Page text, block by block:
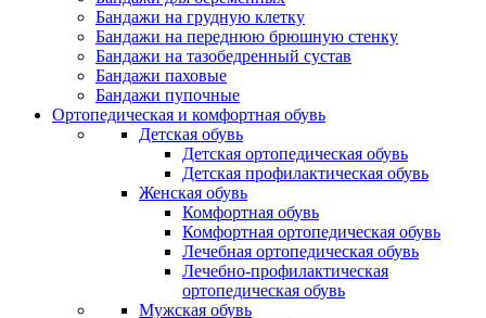
Бандажи на грудную клетку
Бандажи на переднюю брюшную стенку
Бандажи на тазобедренный сустав
Бандажи паховые
Бандажи пупочные
Ортопедическая и комфортная обувь
Детская обувь
Детская ортопедическая обувь
Детская профилактическая обувь
Женская обувь
Комфортная обувь
Комфортная ортопедическая обувь
Лечебная ортопедическая обувь
Лечебно-профилактическая
ортопедическая обувь
Мужская обувь